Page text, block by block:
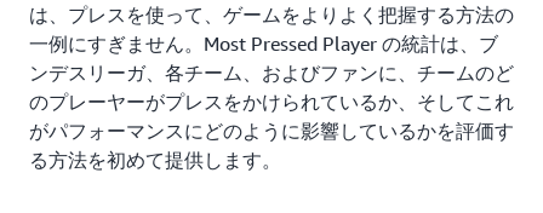
は、プレスを使って、ゲームをよりよく把握する方法の
一例にすぎません。Most Pressed Player の統計は、ブ
ンデスリーガ、各チーム、およびファンに、チームのど
のプレーヤーがプレスをかけられているか、そしてこれ
がパフォーマンスにどのように影響しているかを評価す
る方法を初めて提供します。